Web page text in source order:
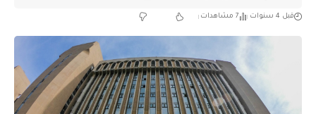
قبل 4 سنوات 7 مشاهدات